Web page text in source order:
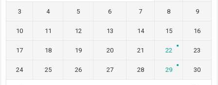
3 4 5 6 7 8 9
10 11 12 13 14 15 16
17 18 19 20 21 22 23
24 25 26 27 28 29 30